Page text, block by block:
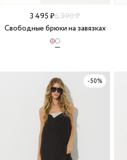
3 495 ₽6 990 ₽
Свободные брюки на завязках
-50%